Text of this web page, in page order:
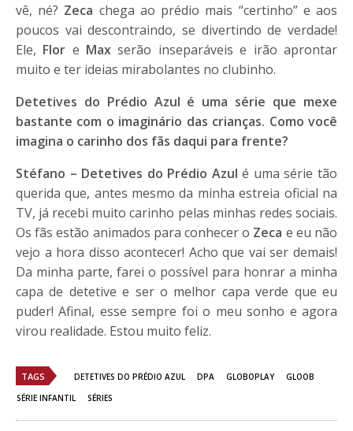
vê, né? Zeca chega ao prédio mais “certinho” e aos
poucos vai descontraindo, se divertindo de verdade!
Ele, Flor e Max serão inseparáveis e irão aprontar
muito e ter ideias mirabolantes no clubinho.
Detetives do Prédio Azul é uma série que mexe
bastante com o imaginário das crianças. Como você
imagina o carinho dos fãs daqui para frente?
Stéfano – Detetives do Prédio Azul é uma série tão
querida que, antes mesmo da minha estreia oficial na
TV, já recebi muito carinho pelas minhas redes sociais.
Os fãs estão animados para conhecer o Zeca e eu não
vejo a hora disso acontecer! Acho que vai ser demais!
Da minha parte, farei o possível para honrar a minha
capa de detetive e ser o melhor capa verde que eu
puder! Afinal, esse sempre foi o meu sonho e agora
virou realidade. Estou muito feliz.
TAGS DETETIVES DO PRÉDIO AZUL DPA GLOBOPLAY
GLOOB
SÉRIE INFANTIL
SÉRIES